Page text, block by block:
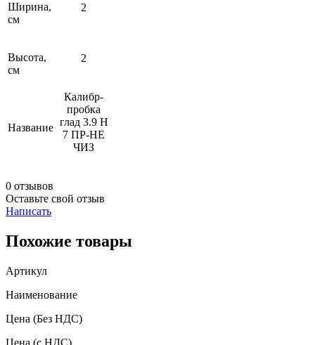
Ширина,
см
2
Высота,
см
2
Название
Калибр-
пробка
глад 3.9 Н
7 ПР-НЕ
ЧИЗ
0 отзывов
Оставьте свой отзыв
Написать
Похожие товары
Артикул
Наименование
Цена (Без НДС)